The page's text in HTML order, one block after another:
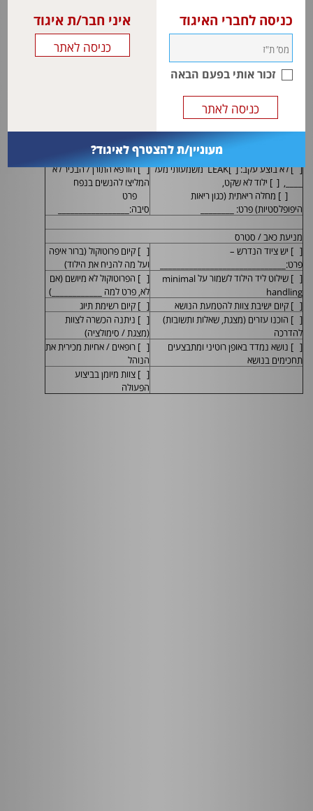
הנשמת נפח
[ ] יש לנו מנשם המאפשר הנשמה בנפח
[ ] קיום פרוטוקול (ברור איפה
ועל מה להניח את הילוד)
[ ] מנשם המאפשר הנשמה בנפח לא זמין
כי בשימוש אצל ילוד אחר
[ ] הפרוטוקול לא מיושם (אם
[ ] קיום ישיבת צוות הלטמעת הנושא
[ ] הוכנו עזרים (מצגת, שאלות ותשובות)
להדרכה
הנוהל
[ ] מדידת הנשמת נפח (מסך המונשמים) [ ] צוות מיומן בביצוע
הפעולה
[ ] לא בוצע עקב: [ ]LEAKמשמעותי מעל
____, [ ] ילוד לא שקט,
[ ] מחלה ריאתית (כגון ריאות
היפופלסטיות) פרט: ________
[ ] הורפא התורן / הבכיר לא
המליצו להנשים בנפח
פרט
סיבה:_________________
מניעת כאב / סטרס
[ ] יש ציוד הנדרש –
פרט:______________________________
[ ] קיום פרוטוקול (ברור איפה
ועל מה להניח את הילוד)
[ ] שילוט ליד הילוד לשמור עלminimal
handling
[ ] הפרוטוקול לא מיושם (אם
לא, פרט למה ____________)
[ ] קיום ישיבת צוות להטמעת הנושא [ ] קיום רשימת תיוג
[ ] הוכנו עזרים (מצגת, שאלות ותשובות)
להדרכה
[ ] ניתנה הכשרה לצוות
(מצגת / סימולציה)
[ ] נושא נמדד באופן רוטיני ומתבצעים
תחכימים בנושא
[ ] רופאים / אחיות מכירית את
הנוהל
[ ] צוות מיומן בביצוע
הפעולה
כניסה לחברי האיגוד
זכור אותי בפעם הבאה
איני חבר/ת איגוד
מעוניין/ת להצטרף לאיגוד?